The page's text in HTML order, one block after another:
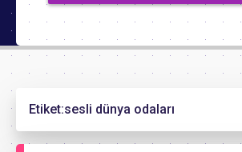
Etiket:sesli dünya odaları